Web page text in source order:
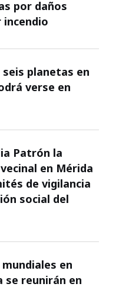
por daños
incendio
planetas en
verse en
Patrón la
en Mérida
de vigilancia
social del
en
se reunirán en